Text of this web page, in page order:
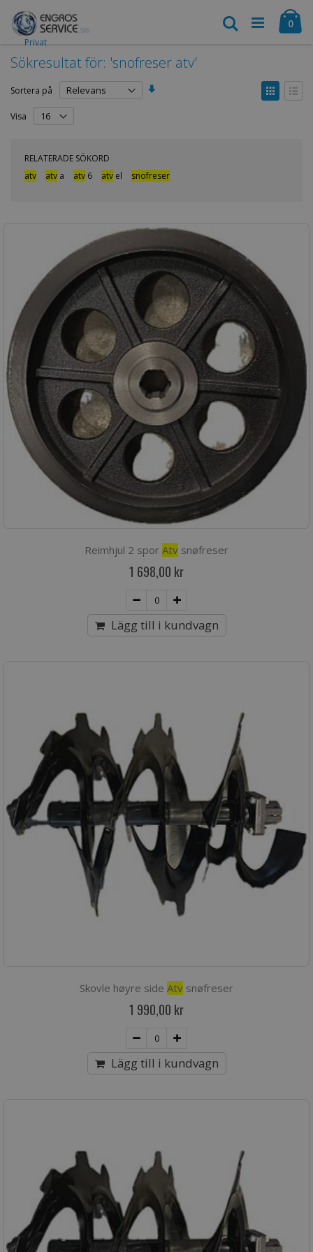
till
innehållet
Privat
0
Search
Sökresultat för: 'snofreser atv'
Sortera på
Visa
som
Visa
RELATERADE SÖKORD
atv
atv a atv 6 atv el snofreser
Reimhjul 2 spor Atv snøfreser
1 698,00 kr
Lägg till i kundvagn
Skovle høyre side Atv snøfreser
1 990,00 kr
Lägg till i kundvagn